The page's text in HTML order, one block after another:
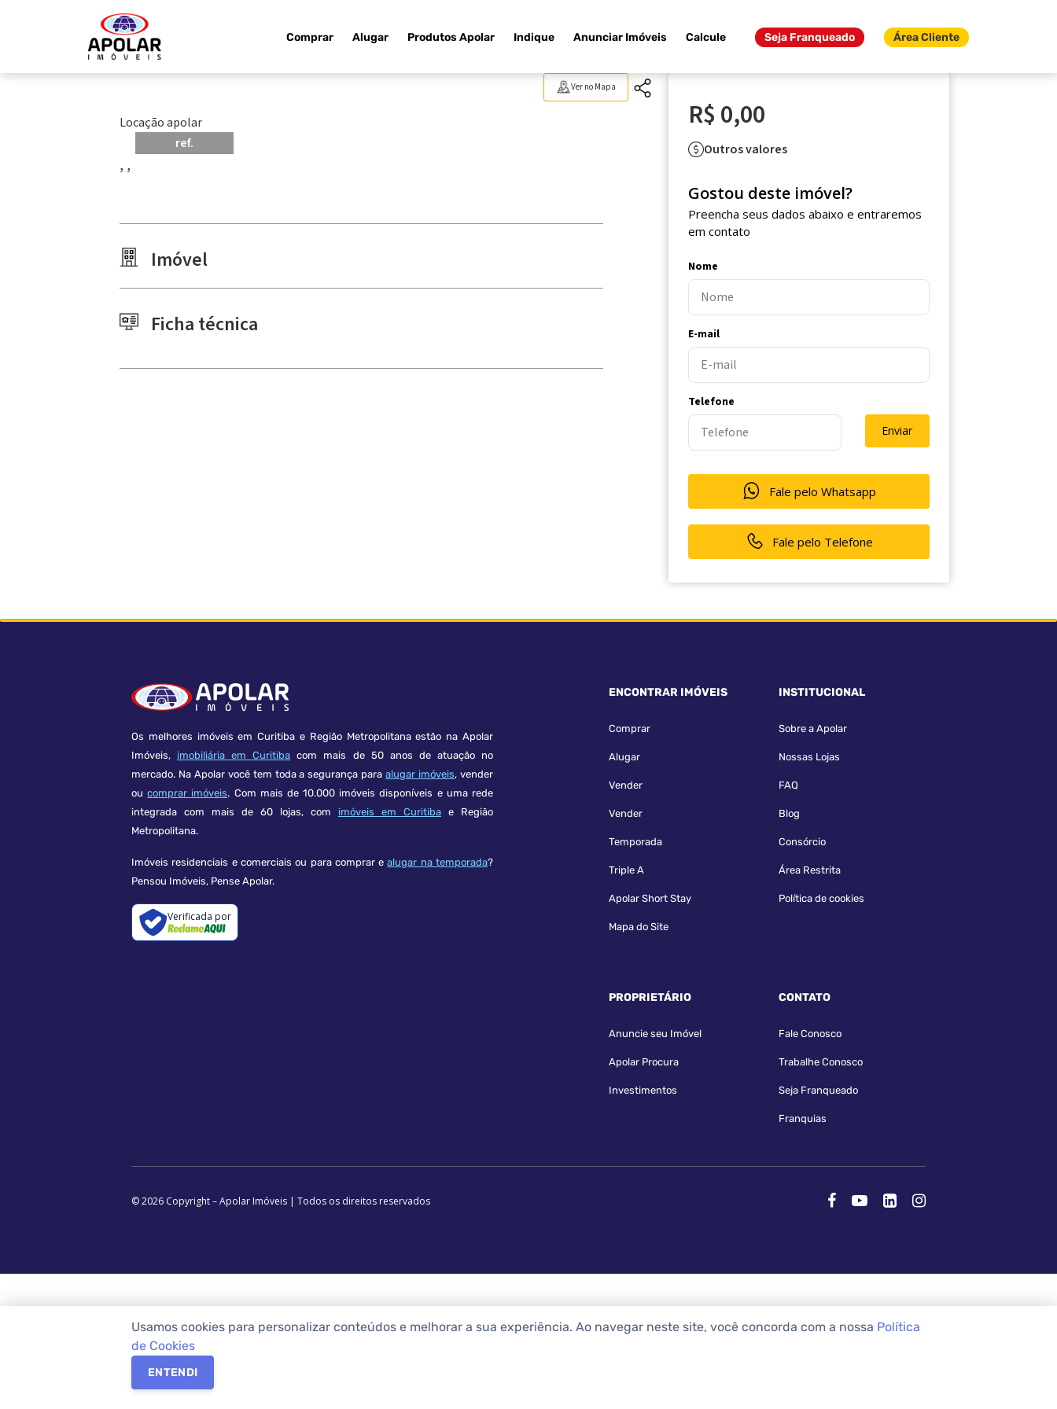
Comprar Alugar Produtos Apolar Indique Anunciar Imóveis Calcule Seja Franqueado Área Cliente
Ver no Mapa
Locação apolar
ref.
, ,
Imóvel
Ficha técnica
R$ 0,00
Outros valores
Gostou deste imóvel?
Preencha seus dados abaixo e entraremos
em contato
Nome
E-mail
Telefone
Enviar
Fale pelo Whatsapp
Fale pelo Telefone
Os melhores imóveis em Curitiba e Região Metropolitana estão na Apolar
Imóveis, imobiliária em Curitiba com mais de 50 anos de atuação no
mercado. Na Apolar você tem toda a segurança paraalugar imóveis, vender
oucomprar imóveis. Com mais de 10.000 imóveis disponíveis e uma rede
integrada com mais de 60 lojas, com imóveis em Curitiba e Região
Metropolitana.
Imóveis residenciais e comerciais ou para comprar ealugar na temporada?
Pensou Imóveis, Pense Apolar.
Verificada por
ENCONTRAR IMÓVEIS
Comprar
Alugar
Vender
Vender
Temporada
Triple A
Apolar Short Stay
Mapa do Site
INSTITUCIONAL
Sobre a Apolar
Nossas Lojas
FAQ
Blog
Consórcio
Área Restrita
Política de cookies
PROPRIETÁRIO
Anuncie seu Imóvel
Apolar Procura
Investimentos
CONTATO
Fale Conosco
Trabalhe Conosco
Seja Franqueado
Franquias
© 2026 Copyright – Apolar Imóveis | Todos os direitos reservados
Usamos cookies para personalizar conteúdos e melhorar a sua experiência. Ao navegar neste site, você concorda com a nossa Política
de Cookies
ENTENDI